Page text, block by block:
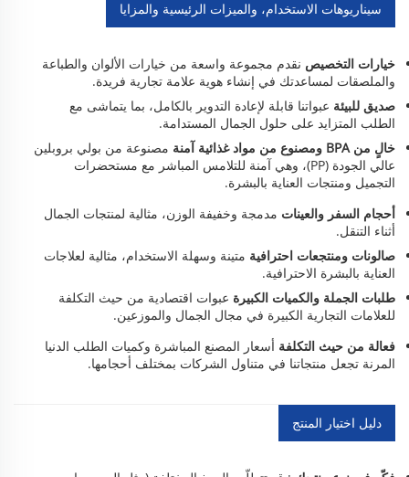
سيناريوهات الاستخدام، والميزات الرئيسية والمزايا
خيارات التخصيص نقدم مجموعة واسعة من خيارات الألوان والطباعة
والملصقات لمساعدتك في إنشاء هوية علامة تجارية فريدة.
صديق للبيئة عبواتنا قابلة لإعادة التدوير بالكامل، بما يتماشى مع
الطلب المتزايد على حلول الجمال المستدامة.
خالٍ من BPA ومصنوع من مواد غذائية آمنة
مصنوعة من بولي بروبلين
عالي الجودة (PP)، وهي آمنة للتلامس المباشر مع مستحضرات
التجميل ومنتجات العناية بالبشرة.
أحجام السفر والعينات مدمجة وخفيفة الوزن، مثالية لمنتجات الجمال
أثناء التنقل.
صالونات ومنتجعات احترافية متينة وسهلة الاستخدام، مثالية لعلاجات
العناية بالبشرة الاحترافية.
طلبات الجملة والكميات الكبيرة عبوات اقتصادية من حيث التكلفة
للعلامات التجارية الكبيرة في مجال الجمال والموزعين.
فعالة من حيث التكلفة أسعار المصنع المباشرة وكميات الطلب الدنيا
المرنة تجعل منتجاتنا في متناول الشركات بمختلف أحجامها.
دليل اختيار المنتج